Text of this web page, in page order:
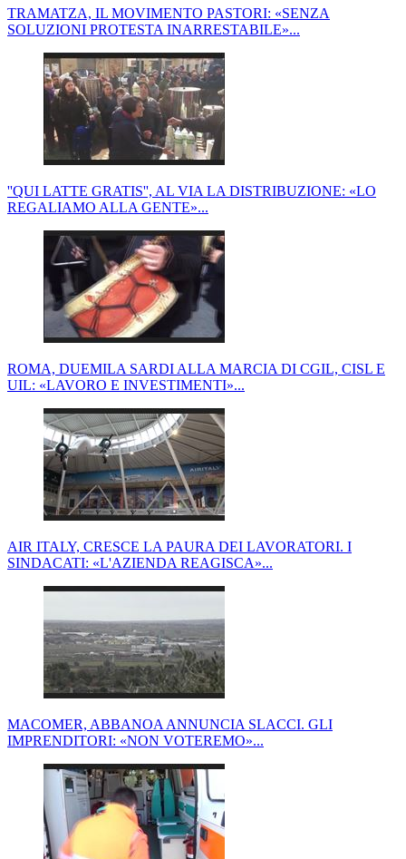
TRAMATZA, IL MOVIMENTO PASTORI: «SENZA
SOLUZIONI PROTESTA INARRESTABILE»...
''QUI LATTE GRATIS'', AL VIA LA DISTRIBUZIONE: «LO
REGALIAMO ALLA GENTE»...
ROMA, DUEMILA SARDI ALLA MARCIA DI CGIL, CISL E
UIL: «LAVORO E INVESTIMENTI»...
AIR ITALY, CRESCE LA PAURA DEI LAVORATORI. I
SINDACATI: «L'AZIENDA REAGISCA»...
MACOMER, ABBANOA ANNUNCIA SLACCI. GLI
IMPRENDITORI: «NON VOTEREMO»...